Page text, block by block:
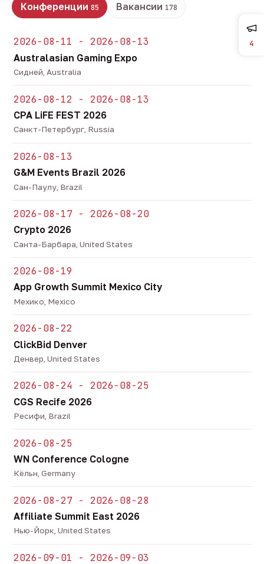
Конференции 85 Вакансии 178
2026-08-11 - 2026-08-13
Australasian Gaming Expo
Сидней, Australia
2026-08-12 - 2026-08-13
CPA LiFE FEST 2026
Санкт-Петербург, Russia
2026-08-13
G&M Events Brazil 2026
Сан-Паулу, Brazil
2026-08-17 - 2026-08-20
Crypto 2026
Санта-Барбара, United States
2026-08-19
App Growth Summit Mexico City
Мехико, Mexico
2026-08-22
ClickBid Denver
Денвер, United States
2026-08-24 - 2026-08-25
CGS Recife 2026
Ресифи, Brazil
2026-08-25
WN Conference Cologne
Кёльн, Germany
2026-08-27 - 2026-08-28
Affiliate Summit East 2026
Нью-Йорк, United States
2026-09-01 - 2026-09-03
4